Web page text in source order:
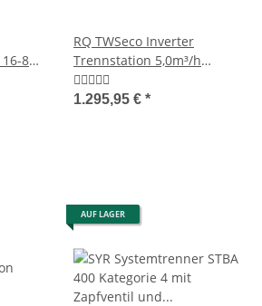
80
RQ TWSeco Inverter
Trennstation 5,0m³/h
Kategorie 5 nach EN1717
power by Calpeda
1.295,95 € *
AUF LAGER